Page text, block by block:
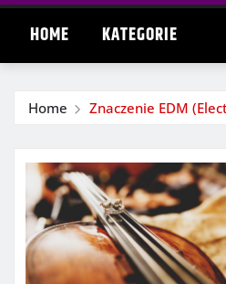
HOME KATEGORIE
Home Znaczenie EDM